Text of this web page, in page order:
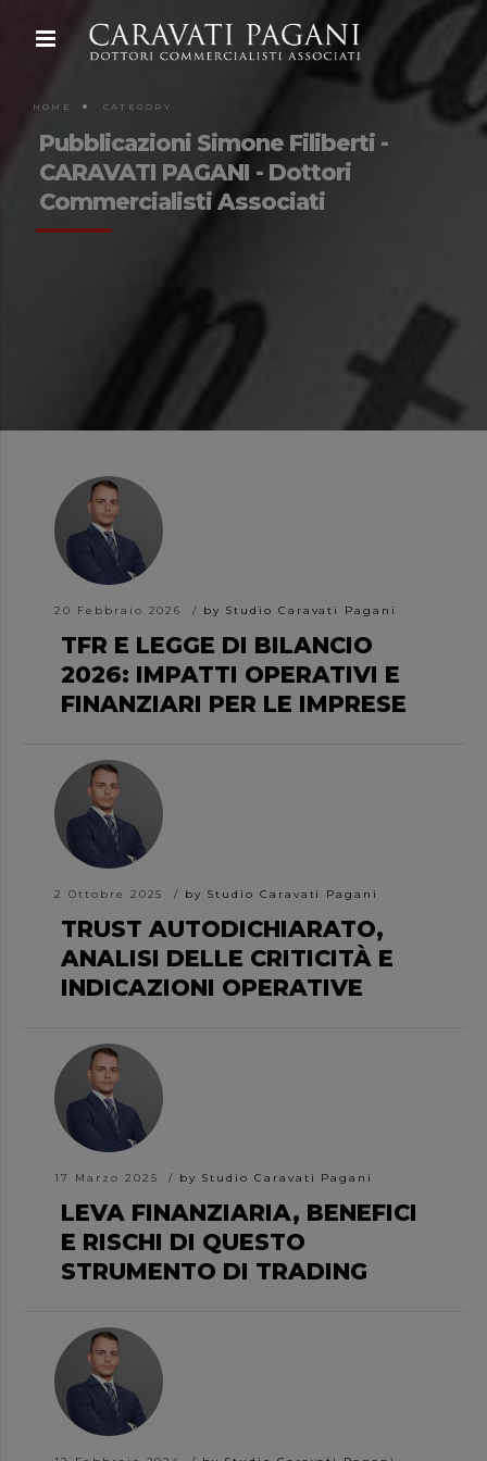
HOME CATEGORY
Pubblicazioni Simone Filiberti -
CARAVATI PAGANI - Dottori
Commercialisti Associati
20 Febbraio 2026 by Studio Caravati Pagani
TFR E LEGGE DI BILANCIO
2026: IMPATTI OPERATIVI E
FINANZIARI PER LE IMPRESE
2 Ottobre 2025 by Studio Caravati Pagani
TRUST AUTODICHIARATO,
ANALISI DELLE CRITICITÀ E
INDICAZIONI OPERATIVE
17 Marzo 2025 by Studio Caravati Pagani
LEVA FINANZIARIA, BENEFICI
E RISCHI DI QUESTO
STRUMENTO DI TRADING